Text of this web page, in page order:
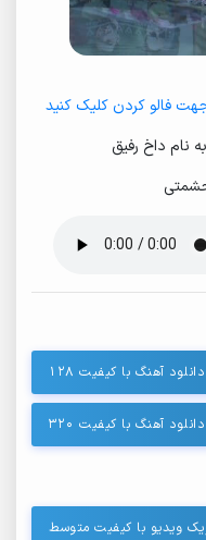
جهت فالو کردن کلیک کنید
نام داخ رفیق
دانلود آهنگ با کیفیت ۱۲۸
دانلود آهنگ با کیفیت ۳۲۰
ویدیو با کیفیت متوسط